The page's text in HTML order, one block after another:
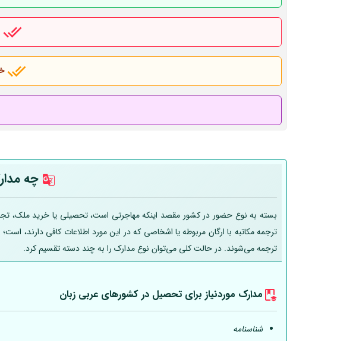
چه
بسته به نوع حضور در کشور مقصد اینکه مهاجرتی است، تحصیلی یا خرید ملک،
ترجمه مکاتبه با ارگان مربوطه یا اشخاصی که در این مورد اطلاعات کافی دارند،
ترجمه می‌شوند. در حالت کلی می‌توان نوع مدارک را به چند دسته تقسیم کرد.
مدارک موردنیاز برای تحصیل در کشورهای عربی زبان
شناسنامه